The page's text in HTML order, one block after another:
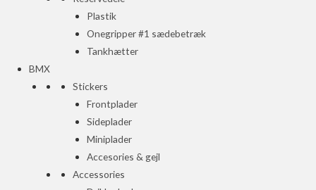
Plastik
Onegripper #1 sædebetræk
Tankhætter
BMX
Stickers
Frontplader
Sideplader
Miniplader
Accesories & gejl
Accessories